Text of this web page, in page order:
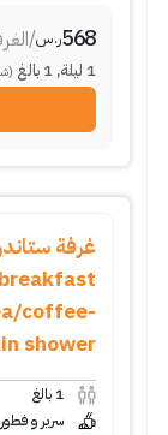
568ر.س/
1 ليلة,
1 بالغ
coffee-
shower)
1 بالغ
سرير و فطور